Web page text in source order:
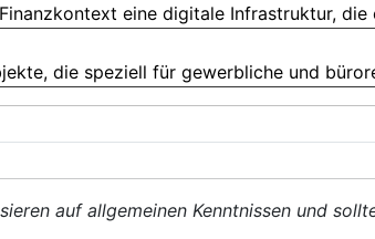
eine digitale Infrastruktur, die
die speziell für gewerbliche und
auf allgemeinen Kenntnissen und